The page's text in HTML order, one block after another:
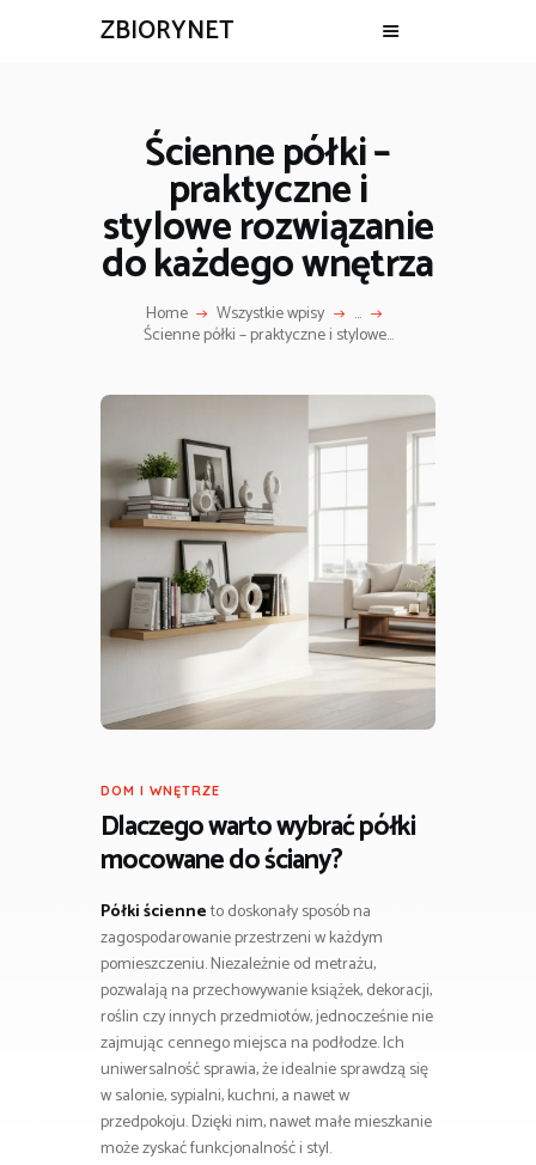
ZBIORYNET
Ścienne półki –
praktyczne i
stylowe rozwiązanie
do każdego wnętrza
Home Wszystkie wpisy ...
Ścienne półki – praktyczne i stylowe...
DOM I WNĘTRZE
Dlaczego warto wybrać półki
mocowane do ściany?
Półki ścienneto doskonały sposób na
zagospodarowanie przestrzeni w każdym
pomieszczeniu. Niezależnie od metrażu,
pozwalają na przechowywanie książek, dekoracji,
roślin czy innych przedmiotów, jednocześnie nie
zajmując cennego miejsca na podłodze. Ich
uniwersalność sprawia, że idealnie sprawdzą się
w salonie, sypialni, kuchni, a nawet w
przedpokoju. Dzięki nim, nawet małe mieszkanie
może zyskać funkcjonalność i styl.